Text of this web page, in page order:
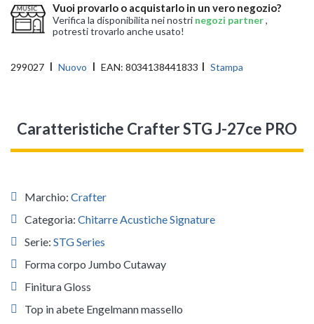
Vuoi provarlo o acquistarlo in un vero negozio?
Verifica la disponibilita nei nostri negozi partner,
potresti trovarlo anche usato!
299027 Nuovo EAN: 8034138441833 Stampa
Caratteristiche Crafter STG J-27ce PRO
Marchio: Crafter
Categoria: Chitarre Acustiche Signature
Serie: STG Series
Forma corpo Jumbo Cutaway
Finitura Gloss
Top in abete Engelmann massello